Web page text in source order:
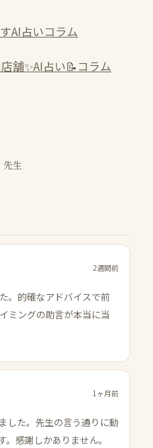
AI占いコラム
店舗✨AI占い📝コラム
先生
2週間前
。的確なアドバイスで前
ミングの助言が本当に当
1ヶ月前
した。先生の言う通りに動
感謝しかありません。